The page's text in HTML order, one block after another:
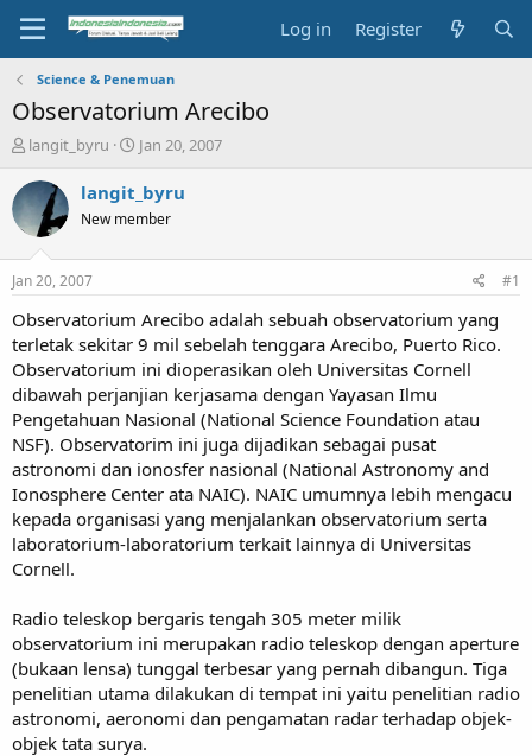
Log in Register
Science & Penemuan
Observatorium Arecibo
T
r
e
a
t
a
t
e
r
langit_byru
S
a
r
t
e
Jan 20, 2007
langit_byru
New member
Jan 20, 2007 #1
Observatorium Arecibo adalah sebuah observatorium yang
terletak sekitar 9 mil sebelah tenggara Arecibo, Puerto Rico.
Observatorium ini dioperasikan oleh Universitas Cornell
dibawah perjanjian kerjasama dengan Yayasan Ilmu
Pengetahuan Nasional (National Science Foundation atau
NSF). Observatorim ini juga dijadikan sebagai pusat
astronomi dan ionosfer nasional (National Astronomy and
Ionosphere Center ata NAIC). NAIC umumnya lebih mengacu
kepada organisasi yang menjalankan observatorium serta
laboratorium-laboratorium terkait lainnya di Universitas
Cornell.
Radio teleskop bergaris tengah 305 meter milik
observatorium ini merupakan radio teleskop dengan aperture
(bukaan lensa) tunggal terbesar yang pernah dibangun. Tiga
penelitian utama dilakukan di tempat ini yaitu penelitian radio
astronomi, aeronomi dan pengamatan radar terhadap objek-
objek tata surya.